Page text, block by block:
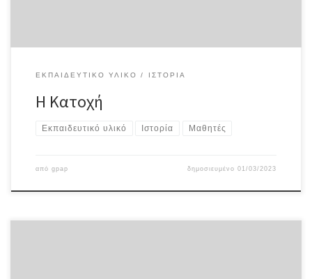
ΕΚΠΑΙΔΕΥΤΙΚΌ ΥΛΙΚΌ ΙΣΤΟΡΊΑ
Η Κατοχή
Εκπαιδευτικό υλικό Ιστορία Μαθητές
από gpap δημοσιευμένο01/03/2023